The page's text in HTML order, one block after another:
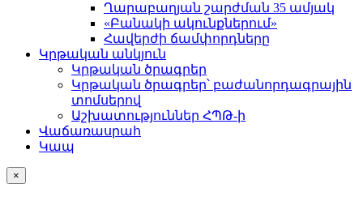
Ղարաբաղյան շարժման 35 ամյակ
«Բանակի ակունքներում»
Հավերժի ճամփորդները
Կրթական անկյուն
Կրթական ծրագրեր
Կրթական ծրագրեր՝ բաժանորդագրային
տոմսերով
Աշխատություններ ՀՊԹ-ի
Վաճառասրահ
Կապ
×